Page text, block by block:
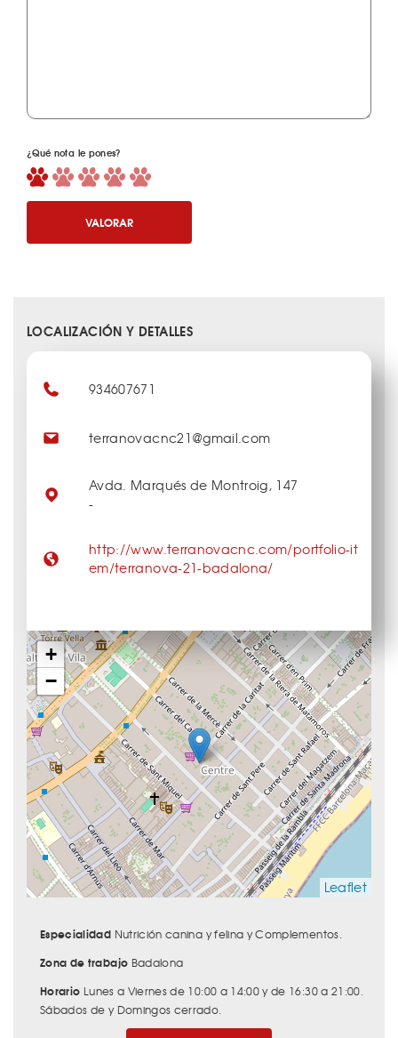
¿Qué nota le pones?
VALORAR
LOCALIZACIÓN Y DETALLES
+
−
Leaflet
934607671
terranovacnc21@gmail.com
Avda. Marqués de Montroig, 147
-
http://www.terranovacnc.com/portfolio-it
em/terranova-21-badalona/
Especialidad Nutrición canina y felina y Complementos.
Zona de trabajo Badalona
Horario Lunes a Viernes de 10:00 a 14:00 y de 16:30 a 21:00.
Sábados de y Domingos cerrado.